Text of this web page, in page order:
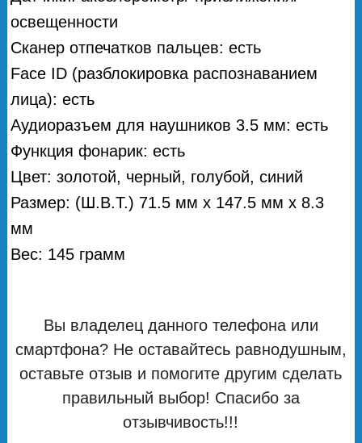
освещенности
Сканер отпечатков пальцев: есть
Face ID (разблокировка распознаванием
лица): есть
Аудиоразъем для наушников 3.5 мм: есть
Функция фонарик: есть
Цвет: золотой, черный, голубой, синий
Размер: (Ш.В.Т.) 71.5 мм х 147.5 мм х 8.3
мм
Вес: 145 грамм
Вы владелец данного телефона или
смартфона? Не оставайтесь равнодушным,
оставьте отзыв и помогите другим сделать
правильный выбор! Спасибо за
отзывчивость!!!